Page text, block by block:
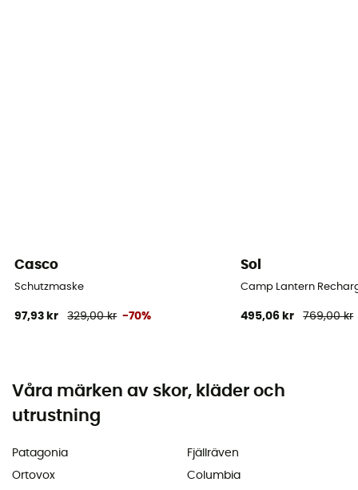
Casco
Schutzmaske
97,93 kr 329,00 kr -70%
Sol
Camp Lantern
495,06 kr 769,00 kr
Våra märken av skor, kläder och
utrustning
Patagonia
Ortovox
Fjällräven
Columbia